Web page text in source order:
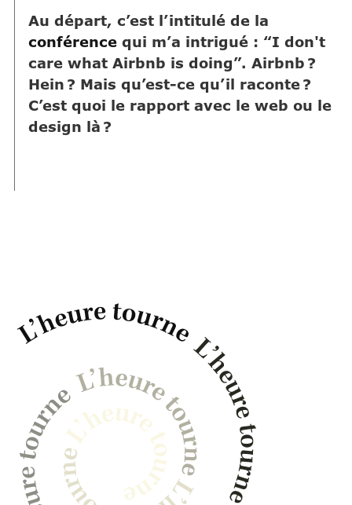
Au départ, c’est l’intitulé de la
conférence qui m’a intrigué : “I don't
care what Airbnb is doing”. Airbnb ?
Hein ? Mais qu’est-ce qu’il raconte ?
C’est quoi le rapport avec le web ou le
design là ?